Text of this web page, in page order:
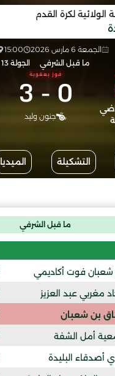
الولائية لكرة القدم
الجمعة 6 مارس 2026 15:00
ما قبل الشرفي
الجولة 13
0
-
3فوز بعقوبة
جنون وليد
التشكيلة الميديا
ما قبل الشرفي
شعبان فوت أكاديمي
مغربي عبد العزيز
بن شعبان
أمل الشفة
أصدقاء البليدة